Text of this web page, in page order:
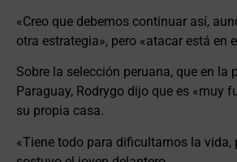
«Creo que debemos continuar así,
otra estrategia», pero «atacar está en
Sobre la selección peruana, que en
Paraguay, Rodrygo dijo que es «muy
su propia casa.
«Tiene todo para dificultarnos la